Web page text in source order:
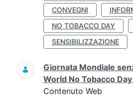
CONVEGNI
NO TOBACCO DAY
SENSIBILIZZAZIONE
Giornata Mondiale
World No Tobacco
Contenuto Web